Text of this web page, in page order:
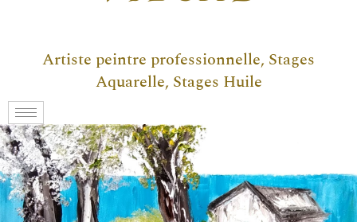
Artiste peintre professionnelle, Stages
Aquarelle, Stages Huile